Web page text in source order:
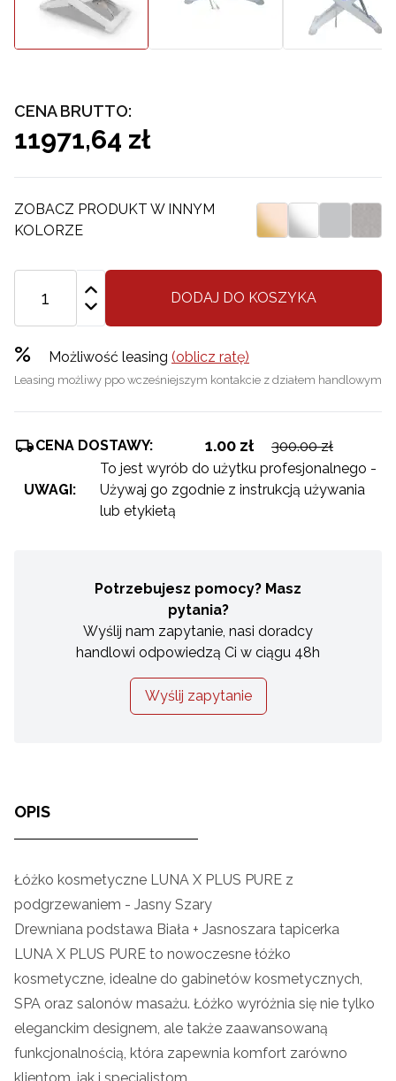
CENA BRUTTO:
11971,64 zł
ZOBACZ PRODUKT W INNYM
KOLORZE
DODAJ DO KOSZYKA
% Możliwość leasing (oblicz ratę)
Leasing możliwy ppo wcześniejszym kontakcie z działem handlowym
CENA DOSTAWY: 1.00 zł 300.00 zł
UWAGI:
To jest wyrób do użytku profesjonalnego -
Używaj go zgodnie z instrukcją używania
lub etykietą
Potrzebujesz pomocy? Masz
pytania?
Wyślij nam zapytanie, nasi doradcy
handlowi odpowiedzą Ci w ciągu 48h
Wyślij zapytanie
OPIS
Łóżko kosmetyczne LUNA X PLUS PURE z
podgrzewaniem - Jasny Szary
Drewniana podstawa Biała + Jasnoszara tapicerka
LUNA X PLUS PURE to nowoczesne łóżko
kosmetyczne, idealne do gabinetów kosmetycznych,
SPA oraz salonów masażu. Łóżko wyróżnia się nie tylko
eleganckim designem, ale także zaawansowaną
funkcjonalnością, która zapewnia komfort zarówno